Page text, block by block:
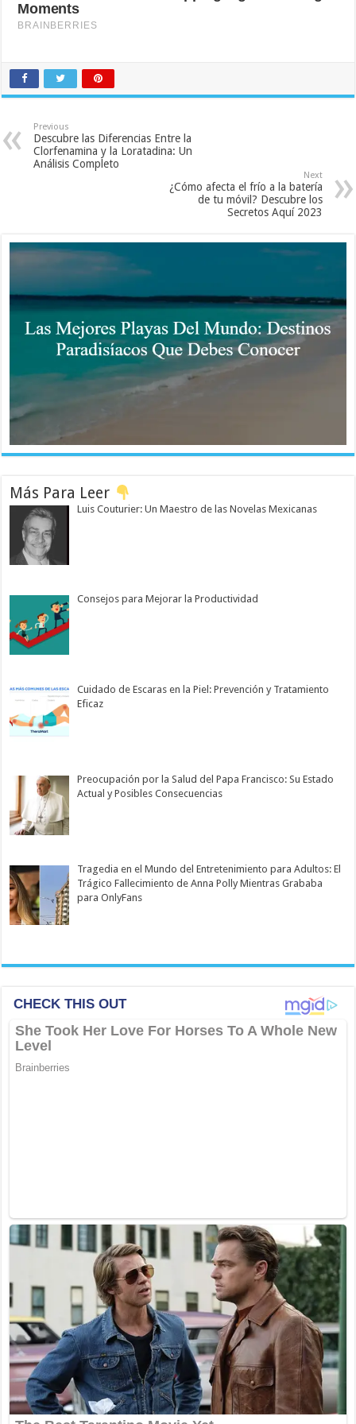
Previous
Descubre las Diferencias Entre la
Clorfenamina y la Loratadina: Un
Análisis Completo
Next
¿Cómo afecta el frío a la batería
de tu móvil? Descubre los
Secretos Aquí 2023
Más Para Leer
Luis Couturier: Un Maestro de las Novelas Mexicanas
Consejos para Mejorar la Productividad
Cuidado de Escaras en la Piel: Prevención y Tratamiento
Eficaz
Preocupación por la Salud del Papa Francisco: Su Estado
Actual y Posibles Consecuencias
Tragedia en el Mundo del Entretenimiento para Adultos: El
Trágico Fallecimiento de Anna Polly Mientras Grababa
para OnlyFans